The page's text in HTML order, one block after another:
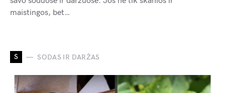
maistingos, bet…
S SODAS IR DARŽAS